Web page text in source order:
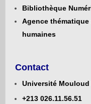
Bibliothèque
Agence
humaines
Contact
Université Mouloud
+213 026.11.56.51